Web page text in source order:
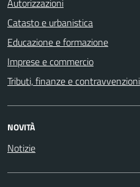
Catasto e urbanistica
Educazione e formazione
Imprese e commercio
Tributi, finanze e contravvenzioni
NOVITÀ
Notizie